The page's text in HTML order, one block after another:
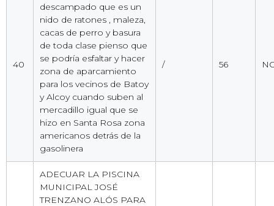
40
descampado que es un
nido de ratones , maleza,
cacas de perro y basura
de toda clase pienso que
se podría esfaltar y hacer
zona de aparcamiento
para los vecinos de Batoy
y Alcoy cuando suben al
mercadillo igual que se
hizo en Santa Rosa zona
americanos detrás de la
gasolinera
/ 56
ADECUAR LA PISCINA
MUNICIPAL JOSÉ
TRENZANO ALÓS PARA